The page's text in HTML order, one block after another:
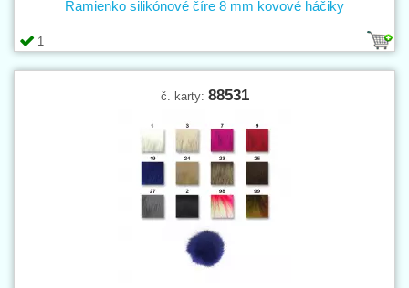
1
Ramienko silikónové číre 8 mm kovové háčiky
č. karty: 88531